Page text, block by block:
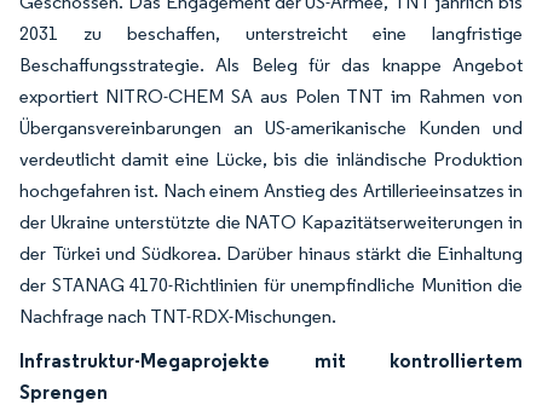
2031 zu beschaffen, unterstreicht eine langfristige
Beschaffungsstrategie. Als Beleg für das knappe Angebot
exportiert NITRO-CHEM SA aus Polen TNT im Rahmen von
Übergansvereinbarungen an US-amerikanische Kunden und
verdeutlicht damit eine Lücke, bis die inländische Produktion
hochgefahren ist. Nach einem Anstieg des Artillerieeinsatzes in
der Ukraine unterstützte die NATO Kapazitätserweiterungen in
der Türkei und Südkorea. Darüber hinaus stärkt die Einhaltung
der STANAG 4170-Richtlinien für unempfindliche Munition die
Nachfrage nach TNT-RDX-Mischungen.
Infrastruktur-Megaprojekte mit kontrolliertem
Sprengen